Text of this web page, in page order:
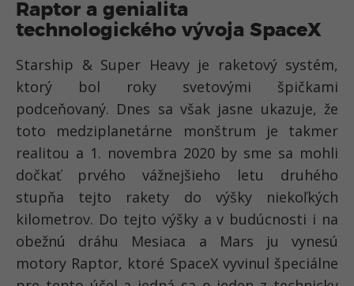
Raptor a genialita
technologického vývoja SpaceX
Starship & Super Heavy je raketový systém,
ktorý bol roky svetovými špičkami
podceňovaný. Dnes sa však jasne ukazuje, že
toto medziplanetárne monštrum je takmer
realitou a 1. novembra 2020 by sme sa mohli
dočkať prvého vážnejšieho letu druhého
stupňa tejto rakety do výšky niekoľkých
kilometrov. Do tejto výšky a v budúcnosti i na
obežnú dráhu Mesiaca a Mars ju vynesú
motory Raptor, ktoré SpaceX vyvinul špeciálne